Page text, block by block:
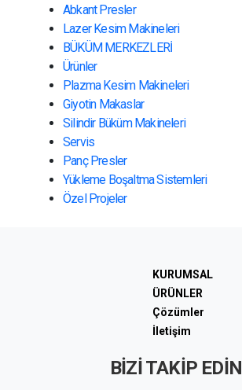
Abkant Presler
Lazer Kesim Makineleri
BÜKÜM MERKEZLERİ
Ürünler
Plazma Kesim Makineleri
Giyotin Makaslar
Silindir Büküm Makineleri
Servis
Panç Presler
Yükleme Boşaltma Sistemleri
Özel Projeler
KURUMSAL
ÜRÜNLER
Çözümler
İletişim
BİZİ TAKİP EDİN